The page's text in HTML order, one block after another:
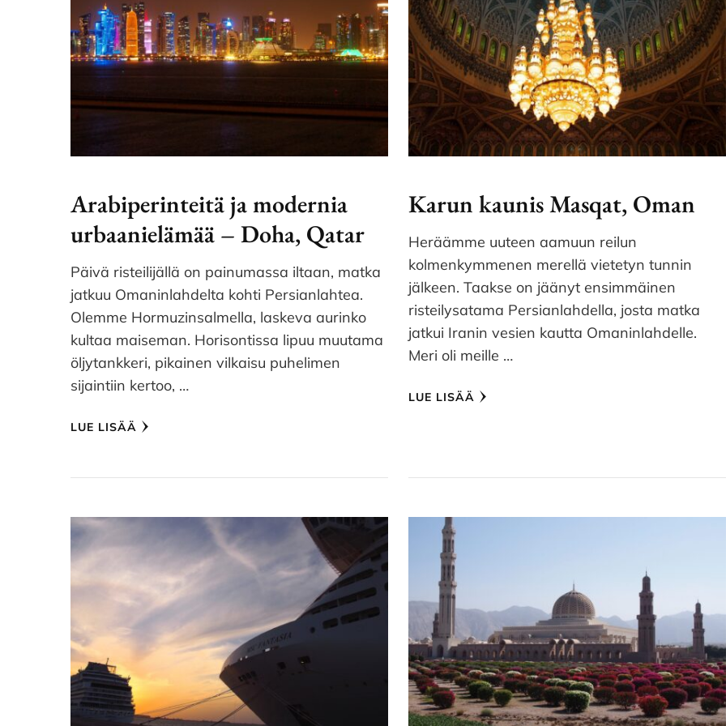
Arabiperinteitä ja modernia
urbaanielämää – Doha, Qatar
Päivä risteilijällä on painumassa iltaan, matka
jatkuu Omaninlahdelta kohti Persianlahtea.
Olemme Hormuzinsalmella, laskeva aurinko
kultaa maiseman. Horisontissa lipuu muutama
öljytankkeri, pikainen vilkaisu puhelimen
sijaintiin kertoo, …
LUE LISÄÄ
Karun kaunis Masqat, Oman
Heräämme uuteen aamuun reilun
kolmenkymmenen merellä vietetyn tunnin
jälkeen. Taakse on jäänyt ensimmäinen
risteilysatama Persianlahdella, josta matka
jatkui Iranin vesien kautta Omaninlahdelle.
Meri oli meille …
LUE LISÄÄ